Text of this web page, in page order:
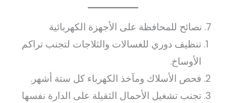
7. نصائح للمحافظة على الأجهزة الكهربائية
تنظيف دوري للغسالات والثلاجات لتجنب تراكم
الأوساخ.
فحص الأسلاك ومآخذ الكهرباء كل ستة أشهر.
تجنب تشغيل الأحمال الثقيلة على الدارة نفسها